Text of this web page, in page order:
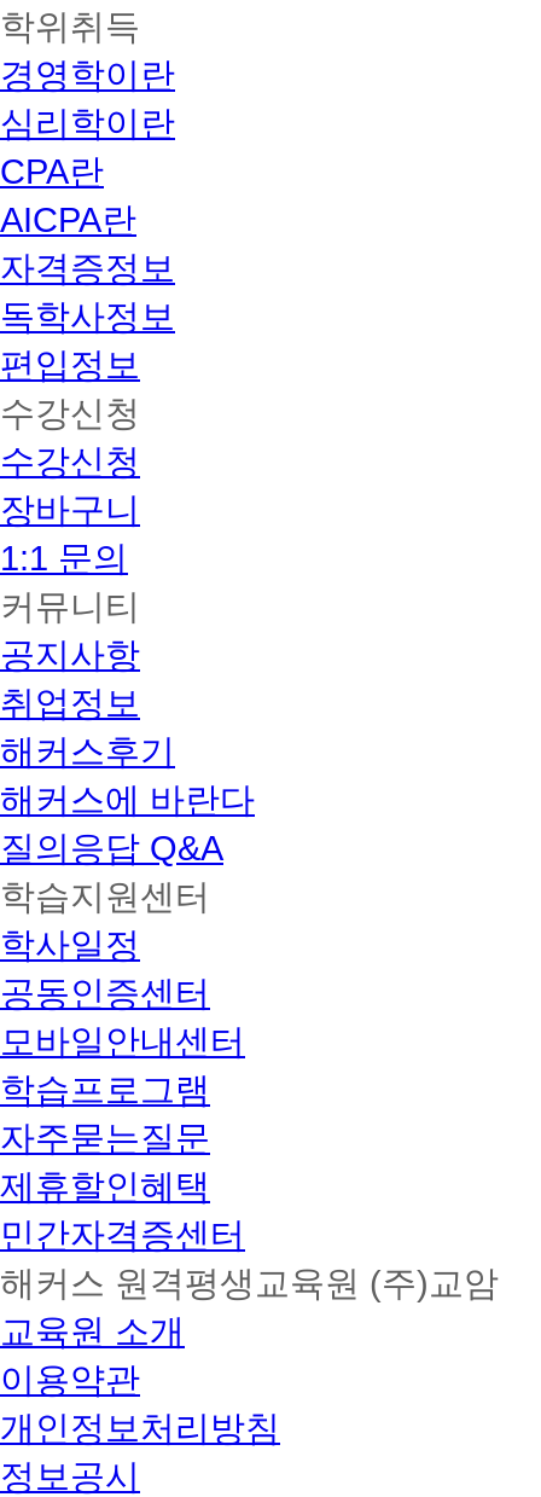
학위취득
경영학이란
심리학이란
CPA란
AICPA란
자격증정보
독학사정보
편입정보
수강신청
수강신청
장바구니
1:1 문의
커뮤니티
공지사항
취업정보
해커스후기
해커스에 바란다
질의응답 Q&A
학습지원센터
학사일정
공동인증센터
모바일안내센터
학습프로그램
자주묻는질문
제휴할인혜택
민간자격증센터
해커스 원격평생교육원 (주)교암
교육원 소개
이용약관
개인정보처리방침
정보공시